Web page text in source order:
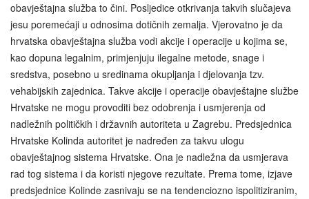
obavještajna služba to čini. Posljedice otkrivanja takvih slučajeva
jesu poremećaji u odnosima dotičnih zemalja. Vjerovatno je da
hrvatska obavještajna služba vodi akcije i operacije u kojima se,
kao dopuna legalnim, primjenjuju ilegalne metode, snage i
sredstva, posebno u sredinama okupljanja i djelovanja tzv.
vehabijskih zajednica. Takve akcije i operacije obavještajne službe
Hrvatske ne mogu provoditi bez odobrenja i usmjerenja od
nadležnih političkih i državnih autoriteta u Zagrebu. Predsjednica
Hrvatske Kolinda autoritet je nadređen za takvu ulogu
obavještajnog sistema Hrvatske. Ona je nadležna da usmjerava
rad tog sistema i da koristi njegove rezultate. Prema tome, izjave
predsjednice Kolinde zasnivaju se na tendenciozno ispolitiziranim,